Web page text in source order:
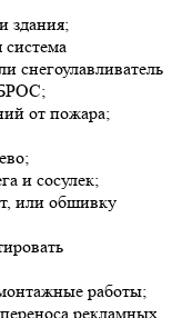
здания;
снегоулавливатель
от пожара;
и сосулек;
или обшивку
работы;
рекламных